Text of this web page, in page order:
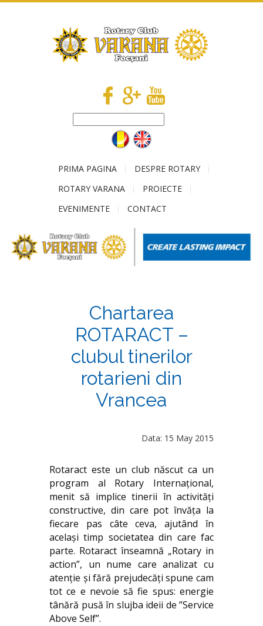
PRIMA PAGINA
DESPRE ROTARY
ROTARY VARANA
PROIECTE
EVENIMENTE
CONTACT
Chartarea
ROTARACT –
clubul tinerilor
rotarieni din
Vrancea
Data: 15 May 2015
Rotaract este un club născut ca un
program al Rotary Internațional,
menit să implice tinerii în activități
constructive, din care pot învăţa la
fiecare pas câte ceva, ajutând în
același timp societatea din care fac
parte. Rotaract înseamnă „Rotary in
action”, un nume care analizat cu
atenție și fără prejudecăți spune cam
tot ce e nevoie să fie spus: energie
tânără pusă în slujba ideii de ”Service
Above Self”.